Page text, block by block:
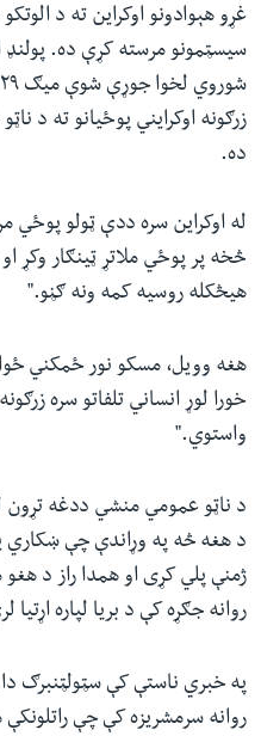
غړو هېوادونو اوکراین ته د
سیسټمونو مرسته کړې ده.
زرګونه اوکرایني پوځیانو ته د
ده.‌
له اوکراین سره ددې ټولو پوځي
څخه پر پوځي ملاتړ ټینګار وکړ
هیڅکله روسیه کمه ونه ګڼو."
هغه وویل، مسکو نور ځمکني
خورا لوړ انساني تلفاتو سره
واستوي."
د ناټو عمومي منشي ددغه
د هغه څه په وړاندې چې ښکاري
ژمنې پلي کړی او همدا راز د هغو
روانه جګړه کې د بریا لپاره اړتیا
په خبري ناستې کې سټولټنبرګ دا
روانه سرمشریزه کې چې